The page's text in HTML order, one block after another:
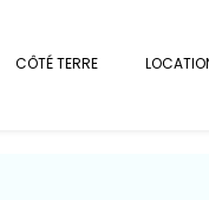
CÔTÉ TERRE